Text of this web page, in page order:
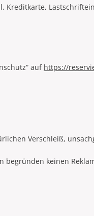
Kreditkarte,
auf https://
Verschleiß,
begründen keinen